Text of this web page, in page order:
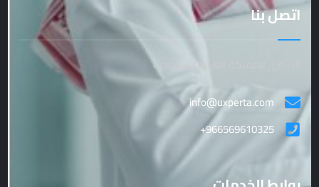
اتصل بنا
الرياض , المملكة العربية السعودية
info@uxperta.com
+966569610325